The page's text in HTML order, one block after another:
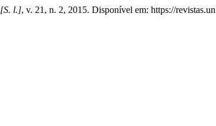
[S. l.], v. 21, n. 2, 2015. Disponível em: https://